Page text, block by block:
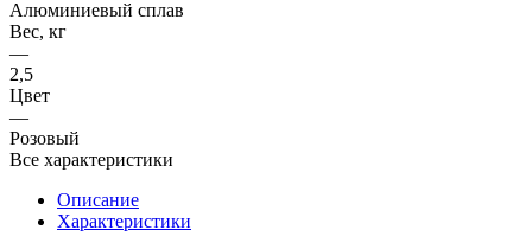
Алюминиевый сплав
Вес, кг
—
2,5
Цвет
—
Розовый
Все характеристики
Описание
Характеристики